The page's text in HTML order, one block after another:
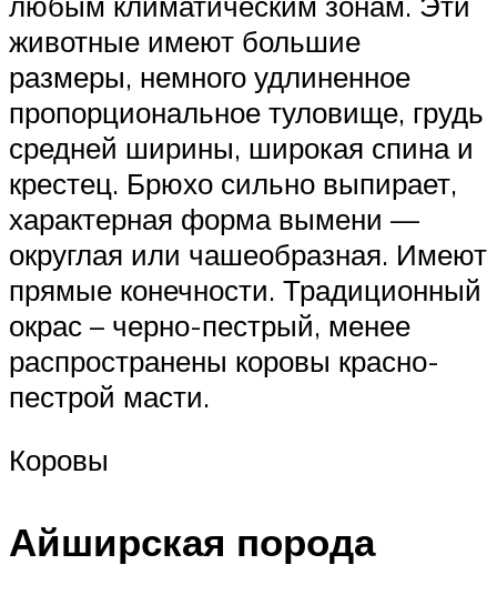
животные имеют большие
размеры, немного удлиненное
пропорциональное туловище, грудь
средней ширины, широкая спина и
крестец. Брюхо сильно выпирает,
характерная форма вымени —
округлая или чашеобразная. Имеют
прямые конечности. Традиционный
окрас – черно-пестрый, менее
распространены коровы красно-
пестрой масти.
Коровы
Айширская порода